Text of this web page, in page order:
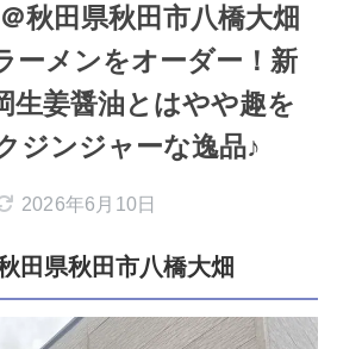
秋田県秋田市八橋大畑
ーメンをオーダー！新
生姜醤油とはやや趣を
ジンジャーな逸品♪
2026年6月10日
田県秋田市八橋大畑